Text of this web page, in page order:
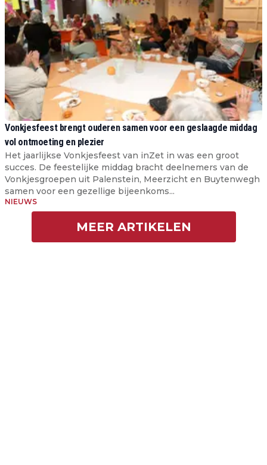
Vonkjesfeest brengt ouderen samen voor een geslaagde middag
vol ontmoeting en plezier
Het jaarlijkse Vonkjesfeest van inZet in was een groot
succes. De feestelijke middag bracht deelnemers van de
Vonkjesgroepen uit Palenstein, Meerzicht en Buytenwegh
samen voor een gezellige bijeenkoms...
NIEUWS
MEER ARTIKELEN